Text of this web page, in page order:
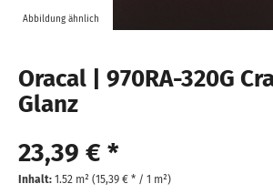
Abbildung ähnlich
Oracal | 970RA-320G
Glanz
23,39 € *
Inhalt: 1.52 m² (15,39 € * / 1 m²)